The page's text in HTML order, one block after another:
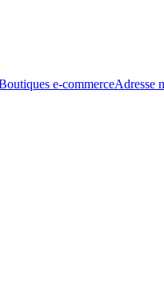
e-commerceAdresse